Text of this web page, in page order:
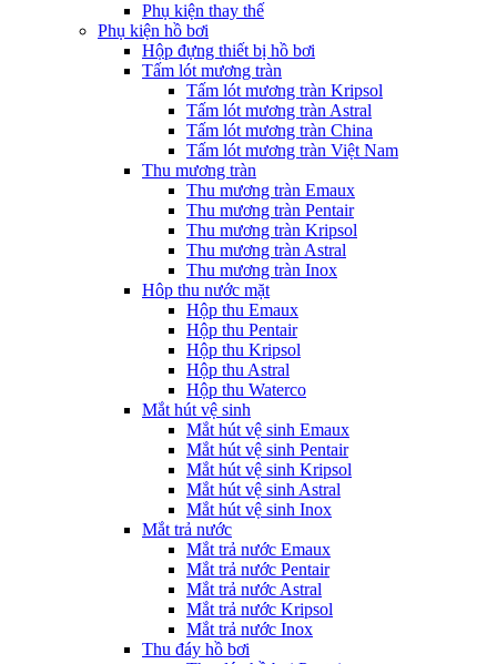
Phụ kiện thay thế
Phụ kiện hồ bơi
Hộp đựng thiết bị hồ bơi
Tấm lót mương tràn
Tấm lót mương tràn Kripsol
Tấm lót mương tràn Astral
Tấm lót mương tràn China
Tấm lót mương tràn Việt Nam
Thu mương tràn
Thu mương tràn Emaux
Thu mương tràn Pentair
Thu mương tràn Kripsol
Thu mương tràn Astral
Thu mương tràn Inox
Hôp thu nước mặt
Hộp thu Emaux
Hộp thu Pentair
Hộp thu Kripsol
Hộp thu Astral
Hộp thu Waterco
Mắt hút vệ sinh
Mắt hút vệ sinh Emaux
Mắt hút vệ sinh Pentair
Mắt hút vệ sinh Kripsol
Mắt hút vệ sinh Astral
Mắt hút vệ sinh Inox
Mắt trả nước
Mắt trả nước Emaux
Mắt trả nước Pentair
Mắt trả nước Astral
Mắt trả nước Kripsol
Mắt trả nước Inox
Thu đáy hồ bơi